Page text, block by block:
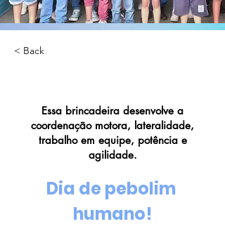
< Back
Essa brincadeira desenvolve a
coordenação motora, lateralidade,
trabalho em equipe, potência e
agilidade.
Dia de pebolim
humano!